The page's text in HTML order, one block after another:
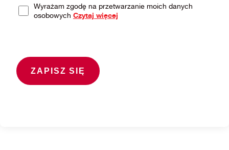
Wyrażam zgodę na przetwarzanie moich danych
osobowych Czytaj więcej